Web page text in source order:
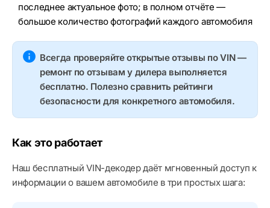
последнее актуальное фото; в полном отчёте —
большое количество фотографий каждого автомобиля
Всегда проверяйте открытые отзывы по VIN —
ремонт по отзывам у дилера выполняется
бесплатно. Полезно сравнить рейтинги
безопасности для конкретного автомобиля.
Как это работает
Наш бесплатный VIN-декодер даёт мгновенный доступ к
информации о вашем автомобиле в три простых шага: